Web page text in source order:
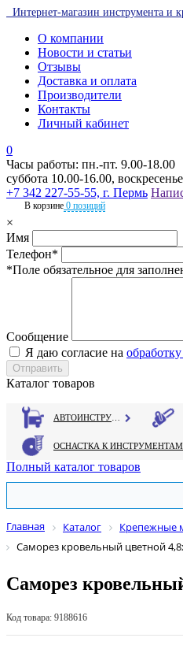
Интернет-магазин инструмента и
О компании
Новости и статьи
Отзывы
Доставка и оплата
Производители
Контакты
Личный кабинет
0
Часы работы: пн.-пт. 9.00-18.00
суббота 10.00-16.00,
+7 342 227-55-55, г. Пермь
В корзине 0 позиций
×
Имя
Телефон*
*Поле обязательное для
Сообщение
Я даю согласие на
Каталог товаров
Полный каталог товаров
Главная Каталог Крепежные
Саморез кровельный цветной
Саморез
Код товара: 9188616